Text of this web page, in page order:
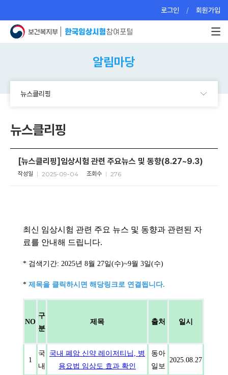
로그인 회원가입
알림마당
뉴스클리핑
뉴스클리핑
[뉴스클리핑]임상시험 관련 주요뉴스 및 동향(8.27~9.3)
작성일 2025-09-04 조회수 276